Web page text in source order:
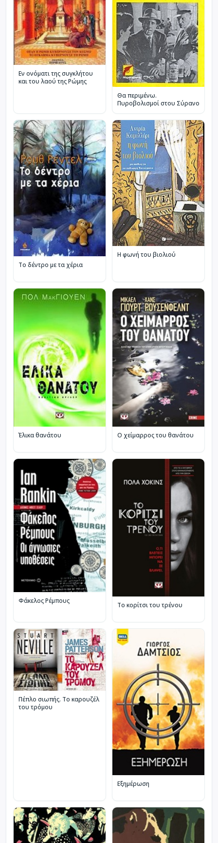
Εν ονόματι της συγκλήτου
και του λαού της Ρώμης
Θα περιμένω.
Πυροβολισμοί στου Σύρανο
Το δέντρο με τα χέρια
Η φωνή του βιολιού
Έλικα θανάτου Ο χείμαρρος του θανάτου
Φάκελος Ρέμπους Το κορίτσι του τρένου
Πέπλο σιωπής. Το καρουζέλ
του τρόμου
Εξημέρωση